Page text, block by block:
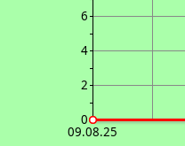
6
4
2
0
09.08.25